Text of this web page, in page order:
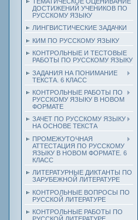
ДОСТИЖЕНИЙ УЧЕНИКОВ ПО
РУССКОМУ ЯЗЫКУ
ЛИНГВИСТИЧЕСКИЕ ЗАДАЧКИ
КИМ ПО РУССКОМУ ЯЗЫКУ
КОНТРОЛЬНЫЕ И ТЕСТОВЫЕ
РАБОТЫ ПО РУССКОМУ ЯЗЫКУ
ЗАДАНИЯ НА ПОНИМАНИЕ
ТЕКСТА. 6 КЛАСС
КОНТРОЛЬНЫЕ РАБОТЫ ПО
РУССКОМУ ЯЗЫКУ В НОВОМ
ФОРМАТЕ
ЗАЧЕТ ПО РУССКОМУ ЯЗЫКУ
НА ОСНОВЕ ТЕКСТА
ПРОМЕЖУТОЧНАЯ
АТТЕСТАЦИЯ ПО РУССКОМУ
ЯЗЫКУ В НОВОМ ФОРМАТЕ. 6
КЛАСС
ЛИТЕРАТУРНЫЕ ДИКТАНТЫ ПО
ЗАРУБЕЖНОЙ ЛИТЕРАТУРЕ
КОНТРОЛЬНЫЕ ВОПРОСЫ ПО
РУССКОЙ ЛИТЕРАТУРЕ
КОНТРОЛЬНЫЕ РАБОТЫ ПО